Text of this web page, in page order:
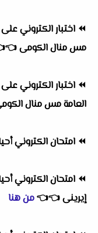
⏪ اختبار الكتروني
مس منال الكومى👈
⏪ اختبار الكتروني
العامة مس منال
⏪ امتحان الكتروني
⏪
إيرينى👈
👈من هنا